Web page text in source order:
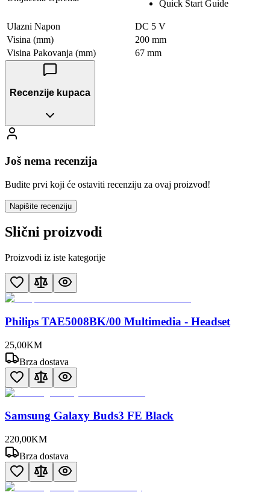
Quick Start Guide
Ulazni Napon
DC 5 V
Visina (mm)
200 mm
Visina Pakovanja (mm)
67 mm
Recenzije kupaca
Još nema recenzija
Budite prvi koji će ostaviti recenziju za ovaj proizvod!
Napišite recenziju
Slični proizvodi
Proizvodi iz iste kategorije
Philips TAE5008BK/00 Multimedia - Headset
25,00KM
Brza dostava
Samsung Galaxy Buds3 FE Black
220,00KM
Brza dostava